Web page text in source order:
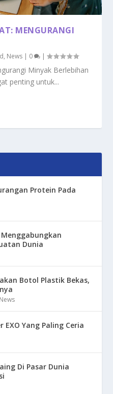
MENGURANGI
, News | 0 |
Minyak Berlebihan
penting untuk...
Protein Pada
Dunia
Botol Plastik Bekas,
News
EXO Yang Paling Ceria
Di Pasar Dunia